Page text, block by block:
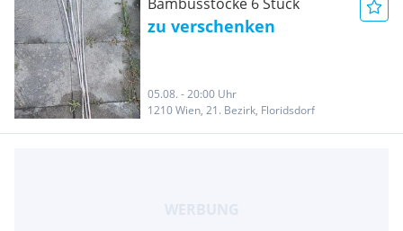
zu verschenken
05.08. - 20:00 Uhr
1210 Wien, 21. Bezirk, Floridsdorf